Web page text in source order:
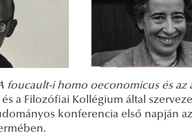
foucault-i homo oeconomicus és az
és a Filozófiai Kollégium által
konferencia első napján